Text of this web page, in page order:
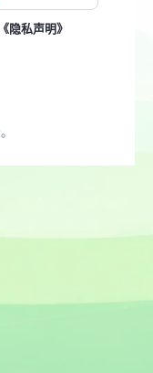
《隐私声明》